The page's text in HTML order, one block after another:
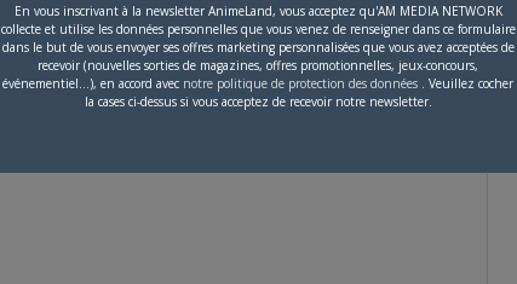
En vous inscrivant à la newsletter AnimeLand, vous acceptez qu'AM MEDIA NETWORK
collecte et utilise les données personnelles que vous venez de renseigner dans ce formulaire
dans le but de vous envoyer ses offres marketing personnalisées que vous avez acceptées de
recevoir (nouvelles sorties de magazines, offres promotionnelles, jeux-concours,
événementiel...), en accord avec notre politique de protection des données . Veuillez cocher
la cases ci-dessus si vous acceptez de recevoir notre newsletter.